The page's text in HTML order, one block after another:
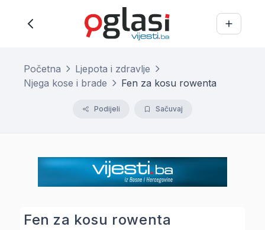
Početna
Ljepota i zdravlje
Njega kose i brade
Fen za kosu rowenta
Podijeli Sačuvaj
Fen za kosu rowenta